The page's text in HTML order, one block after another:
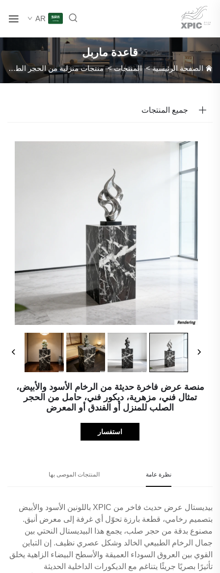
AR
قاعدة ماربل
الصفحة الرئيسية>المنتجات>منتجات منزلية من الحجر الطبيعي
جميع المنتجات
منصة عرض فاخرة حديثة من الرخام الأسود والأبيض،
تمثال فني، مزهرية، ديكور فني، حامل من الحجر
الصلب للمنزل أو الفندق أو المعرض
استفسار
نظرة عامة المنتجات الموصى بها
بيديستال عرض حديث فاخر من XPIC باللونين الأسود والأبيض
بتصميم رخامي، قطعة بارزة تحوّل أي غرفة إلى معرض أنيق.
مصنوع بدقة من حجر صلب، يجمع هذا البيديستال النحتي بين
جمال الرخام الطبيعي الخالد وشكل عصري نظيف. إن التباين
القوي بين العروق السوداء العميقة والأسطح البيضاء الزاهية يخلق
تأثيرًا بصريًا جريئًا يتناغم مع الديكورات الداخلية الحديثة